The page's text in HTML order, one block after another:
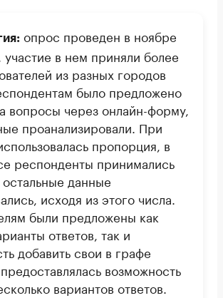
опрос проведен в ноябре
участие в нем приняли более
из разных городов
было предложено
вопросы через онлайн-форму,
проанализировали. При
пропорция, в
респонденты принимались
данные
исходя из этого числа.
были предложены как
ответов, так и
добавить свои в графе
возможность
вариантов ответов.